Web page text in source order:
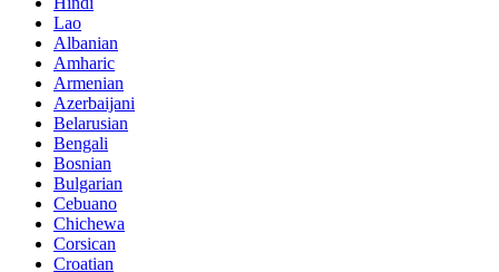
Lao
Albanian
Amharic
Armenian
Azerbaijani
Belarusian
Bengali
Bosnian
Bulgarian
Cebuano
Chichewa
Corsican
Croatian